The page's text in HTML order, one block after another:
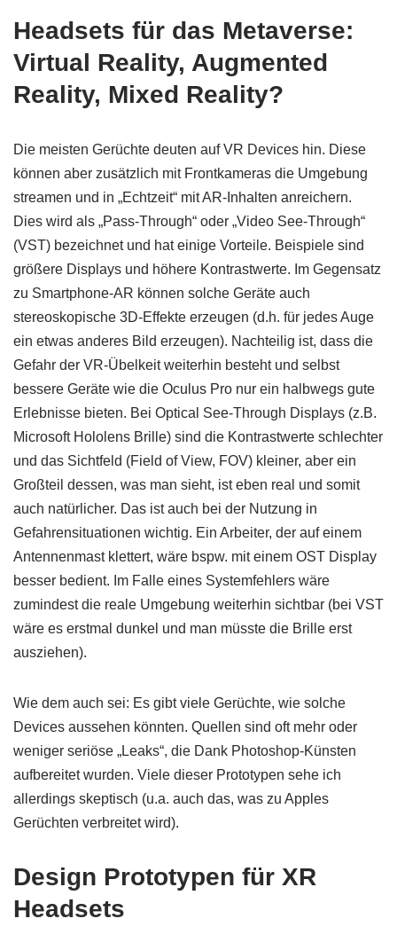
Headsets für das Metaverse:
Virtual Reality, Augmented
Reality, Mixed Reality?
Die meisten Gerüchte deuten auf VR Devices hin. Diese
können aber zusätzlich mit Frontkameras die Umgebung
streamen und in „Echtzeit“ mit AR-Inhalten anreichern.
Dies wird als „Pass-Through“ oder „Video See-Through“
(VST) bezeichnet und hat einige Vorteile. Beispiele sind
größere Displays und höhere Kontrastwerte. Im Gegensatz
zu Smartphone-AR können solche Geräte auch
stereoskopische 3D-Effekte erzeugen (d.h. für jedes Auge
ein etwas anderes Bild erzeugen). Nachteilig ist, dass die
Gefahr der VR-Übelkeit weiterhin besteht und selbst
bessere Geräte wie die Oculus Pro nur ein halbwegs gute
Erlebnisse bieten. Bei Optical See-Through Displays (z.B.
Microsoft Hololens Brille) sind die Kontrastwerte schlechter
und das Sichtfeld (Field of View, FOV) kleiner, aber ein
Großteil dessen, was man sieht, ist eben real und somit
auch natürlicher. Das ist auch bei der Nutzung in
Gefahrensituationen wichtig. Ein Arbeiter, der auf einem
Antennenmast klettert, wäre bspw. mit einem OST Display
besser bedient. Im Falle eines Systemfehlers wäre
zumindest die reale Umgebung weiterhin sichtbar (bei VST
wäre es erstmal dunkel und man müsste die Brille erst
ausziehen).
Wie dem auch sei: Es gibt viele Gerüchte, wie solche
Devices aussehen könnten. Quellen sind oft mehr oder
weniger seriöse „Leaks“, die Dank Photoshop-Künsten
aufbereitet wurden. Viele dieser Prototypen sehe ich
allerdings skeptisch (u.a. auch das, was zu Apples
Gerüchten verbreitet wird).
Design Prototypen für XR
Headsets